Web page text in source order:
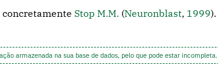
Stop M.M. (Neuronblast, 1999).
armazenada na sua base de dados, pelo que pode estar incompleta.